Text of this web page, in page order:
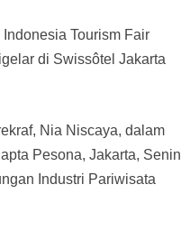
Tourism Fair
di Swissôtel Jakarta
Nia Niscaya, dalam
Pesona, Jakarta, Senin
Industri Pariwisata